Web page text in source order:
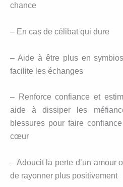
chance
– En cas de célibat qui dure
– Aide à être plus en
facilite les échanges
– Renforce confiance et
aide à dissiper les
blessures pour faire
cœur
– Adoucit la perte d’un amour
de rayonner plus positivement